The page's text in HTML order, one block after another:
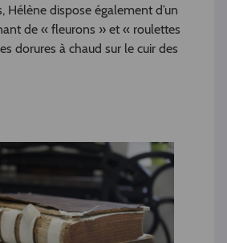
Hélène dispose également d’un
de « fleurons » et « roulettes
dorures à chaud sur le cuir des